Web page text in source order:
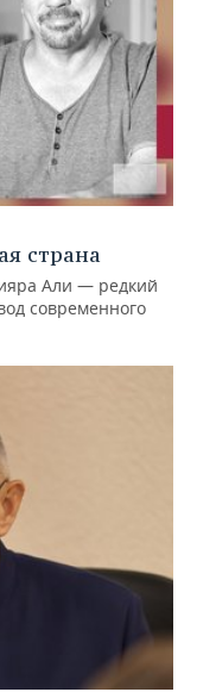
страна
Али — редкий
современного